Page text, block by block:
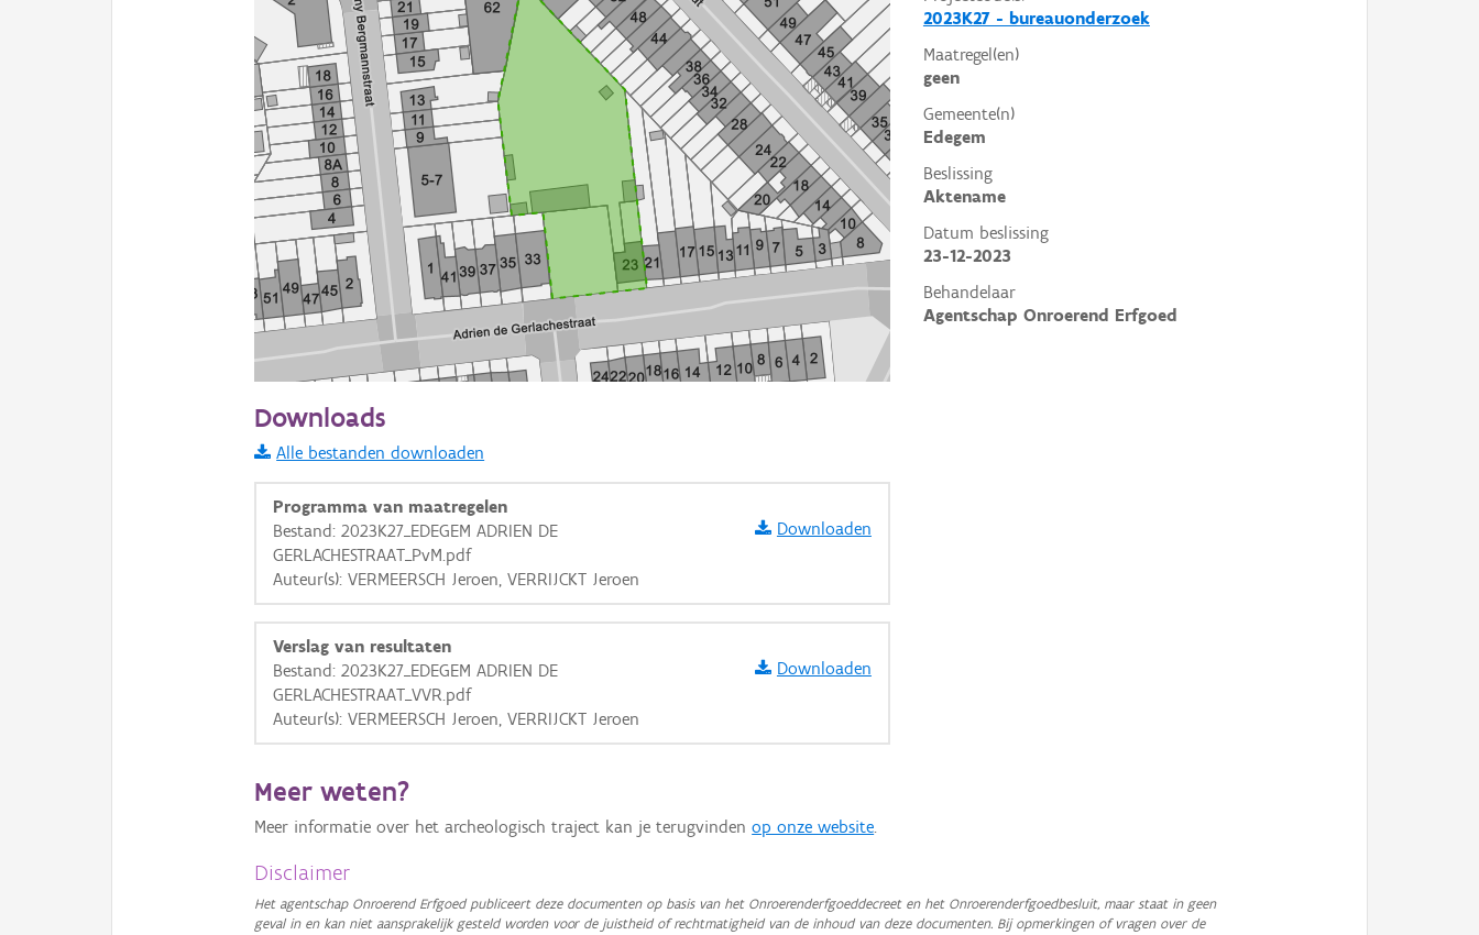
2023K27 - bureauonderzoek
Maatregel(en)
geen
Gemeente(n)
Edegem
Beslissing
Aktename
Datum beslissing
23-12-2023
Behandelaar
Agentschap Onroerend Erfgoed
Informatie Vlaanderen
i
+ −
Basis Lagen
Ortho
GRB-Basiskaart in grijswaarden
Downloads
Alle bestanden downloaden
Programma van maatregelen
Bestand: 2023K27_EDEGEM ADRIEN DE
GERLACHESTRAAT_PvM.pdf
Auteur(s): VERMEERSCH Jeroen, VERRIJCKT Jeroen
Downloaden
Verslag van resultaten
Bestand: 2023K27_EDEGEM ADRIEN DE
GERLACHESTRAAT_VVR.pdf
Auteur(s): VERMEERSCH Jeroen, VERRIJCKT Jeroen
Downloaden
Meer weten?
Meer informatie over het archeologisch traject kan je terugvindenop onze website.
Disclaimer
Het agentschap Onroerend Erfgoed publiceert deze documenten op basis van het Onroerenderfgoeddecreet en het Onroerenderfgoedbesluit, maar staat in geen
geval in en kan niet aansprakelijk gesteld worden voor de juistheid of rechtmatigheid van de inhoud van deze documenten. Bij opmerkingen of vragen over de